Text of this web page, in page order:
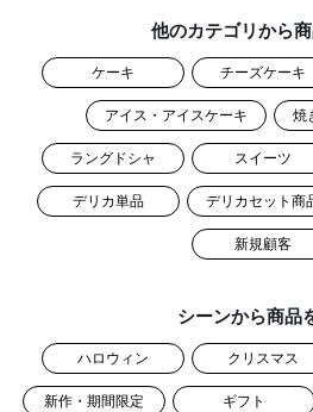
他のカテゴリから
ケーキ チーズケーキ
アイス・アイスケーキ 焼
ラングドシャ スイーツ
デリカ単品 デリカセット商
新規顧客
シーンから商品
ハロウィン クリスマス
新作・期間限定 ギフト